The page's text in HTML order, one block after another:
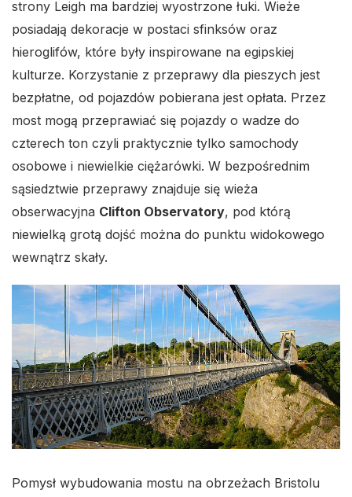
strony Leigh ma bardziej wyostrzone łuki. Wieże
posiadają dekoracje w postaci sfinksów oraz
hieroglifów, które były inspirowane na egipskiej
kulturze. Korzystanie z przeprawy dla pieszych jest
bezpłatne, od pojazdów pobierana jest opłata. Przez
most mogą przeprawiać się pojazdy o wadze do
czterech ton czyli praktycznie tylko samochody
osobowe i niewielkie ciężarówki. W bezpośrednim
sąsiedztwie przeprawy znajduje się wieża
obserwacyjna Clifton Observatory, pod którą
niewielką grotą dojść można do punktu widokowego
wewnątrz skały.
Pomysł wybudowania mostu na obrzeżach Bristolu